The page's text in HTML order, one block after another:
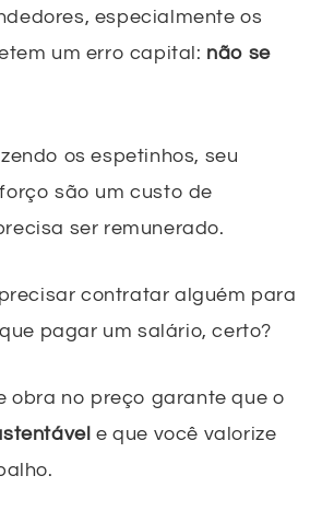
especialmente os
um erro capital: não se
os espetinhos, seu
são um custo de
ser remunerado.
contratar alguém para
pagar um salário, certo?
obra no preço garante que o
e que você valorize